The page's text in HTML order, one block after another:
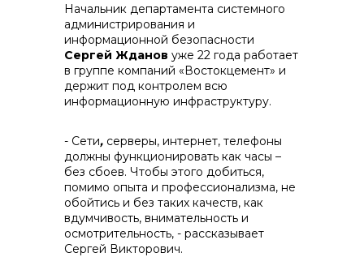
контакты отдела закупок
Начальник департамента системного
администрирования и
информационной безопасности
Сергей Жданов уже 22 года работает
в группе компаний «Востокцемент» и
держит под контролем всю
информационную инфраструктуру.
- Сети, серверы, интернет, телефоны
должны функционировать как часы –
без сбоев. Чтобы этого добиться,
помимо опыта и профессионализма, не
обойтись и без таких качеств, как
вдумчивость, внимательность и
осмотрительность, - рассказывает
Сергей Викторович.